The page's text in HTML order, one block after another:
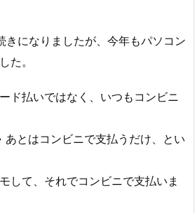
きになりましたが、今年もパソコン
た。
ド払いではなく、いつもコンビニ
とはコンビニで支払うだけ、とい
して、それでコンビニで支払いま